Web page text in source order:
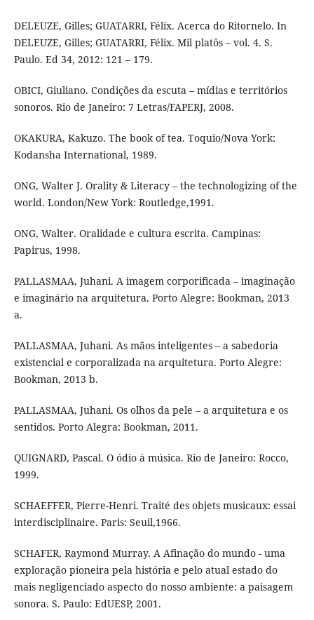
DELEUZE, Gilles; GUATARRI, Félix. Acerca do Ritornelo. In
DELEUZE, Gilles; GUATARRI, Félix. Mil platôs – vol. 4. S.
Paulo. Ed 34, 2012: 121 – 179.
OBICI, Giuliano. Condições da escuta – mídias e territórios
sonoros. Rio de Janeiro: 7 Letras/FAPERJ, 2008.
OKAKURA, Kakuzo. The book of tea. Toquio/Nova York:
Kodansha International, 1989.
ONG, Walter J. Orality & Literacy – the technologizing of the
world. London/New York: Routledge,1991.
ONG, Walter. Oralidade e cultura escrita. Campinas:
Papirus, 1998.
PALLASMAA, Juhani. A imagem corporificada – imaginação
e imaginário na arquitetura. Porto Alegre: Bookman, 2013
a.
PALLASMAA, Juhani. As mãos inteligentes – a sabedoria
existencial e corporalizada na arquitetura. Porto Alegre:
Bookman, 2013 b.
PALLASMAA, Juhani. Os olhos da pele – a arquitetura e os
sentidos. Porto Alegra: Bookman, 2011.
QUIGNARD, Pascal. O ódio à música. Rio de Janeiro: Rocco,
1999.
SCHAEFFER, Pierre-Henri. Traité des objets musicaux: essai
interdisciplinaire. Paris: Seuil,1966.
SCHAFER, Raymond Murray. A Afinação do mundo - uma
exploração pioneira pela história e pelo atual estado do
mais negligenciado aspecto do nosso ambiente: a paisagem
sonora. S. Paulo: EdUESP, 2001.